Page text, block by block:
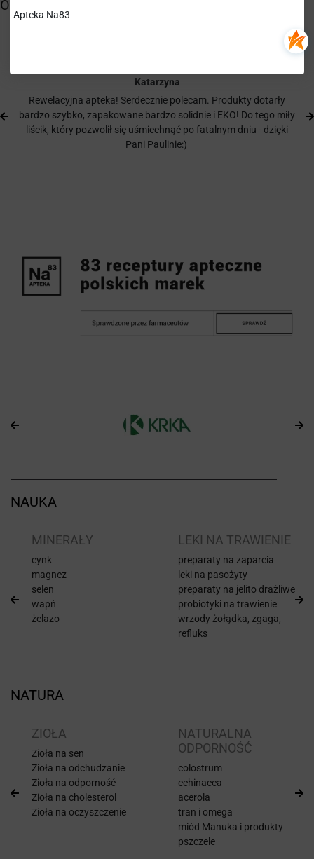
Katarzyna
Rewelacyjna apteka! Serdecznie polecam. Produkty dotarły
bardzo szybko, zapakowane bardzo solidnie i EKO! Do tego miły
liścik, który pozwolił się uśmiechnąć po fatalnym dniu - dzięki
Pani Paulinie:)
NAUKA
MINERAŁY
cynk
magnez
selen
wapń
żelazo
LEKI NA TRAWIENIE
preparaty na zaparcia
leki na pasożyty
preparaty na jelito drażliwe
probiotyki na trawienie
wrzody żołądka, zgaga,
refluks
NATURA
ZIOŁA
Zioła na sen
Zioła na odchudzanie
Zioła na odporność
Zioła na cholesterol
Zioła na oczyszczenie
NATURALNA
ODPORNOŚĆ
colostrum
echinacea
acerola
tran i omega
miód Manuka i produkty
pszczele
Apteka Na83